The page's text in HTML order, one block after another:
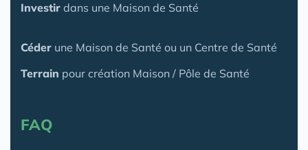
Investir dans une Maison de Santé
Céder une Maison de Santé ou un Centre de Santé
Terrain pour création Maison / Pôle de Santé
FAQ